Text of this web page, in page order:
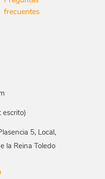
frecuentes
5, Local,
la Reina Toledo